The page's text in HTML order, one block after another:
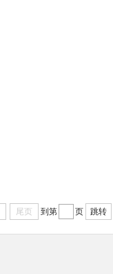
尾页 到第 页 跳转